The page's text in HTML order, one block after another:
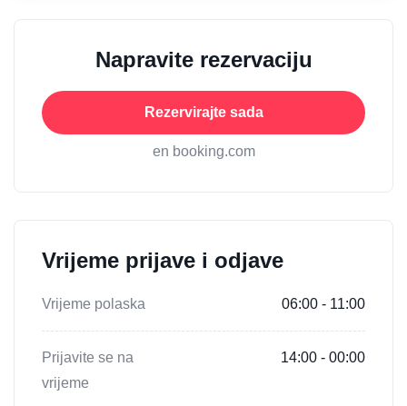
Napravite rezervaciju
Rezervirajte sada
en booking.com
Vrijeme prijave i odjave
Vrijeme polaska 06:00 - 11:00
Prijavite se na
vrijeme
14:00 - 00:00